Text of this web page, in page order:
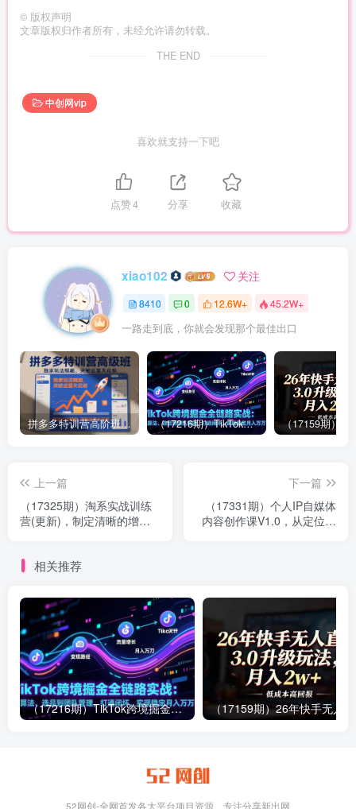
© 版权声明
文章版权归作者所有，未经允许请勿转载。
THE END
中创网vip
喜欢就支持一下吧
点赞4 分享 收藏
xiao102 关注
8410 0 12.6W+ 45.2W+
一路走到底，你就会发现那个最佳出口
拼多多特训营高阶班，独家玩法赋能，突破运营天花板（更新26年1月） （17216期）TikTok跨境掘金全链路实战：从算法、选品到团队管理，打通闭环，实现稳定月入万刀
上一篇
（17325期）淘系实战训练
营(更新)，制定清晰的增长
下一篇
（17331期）个人IP自媒体
内容创作课V1.0，从定位，
相关推荐
（17216期）TikTok跨境掘金全链路实战：从算法、选品到团队管理，打通闭环，实现稳定月入万刀
52网创-全网首发各大平台项目资源、专注分享新出网